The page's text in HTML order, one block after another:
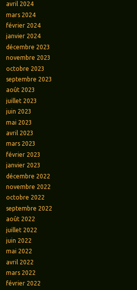
avril 2024
mars 2024
février 2024
janvier 2024
décembre 2023
novembre 2023
octobre 2023
septembre 2023
août 2023
juillet 2023
juin 2023
mai 2023
avril 2023
mars 2023
février 2023
janvier 2023
décembre 2022
novembre 2022
octobre 2022
septembre 2022
août 2022
juillet 2022
juin 2022
mai 2022
avril 2022
mars 2022
février 2022